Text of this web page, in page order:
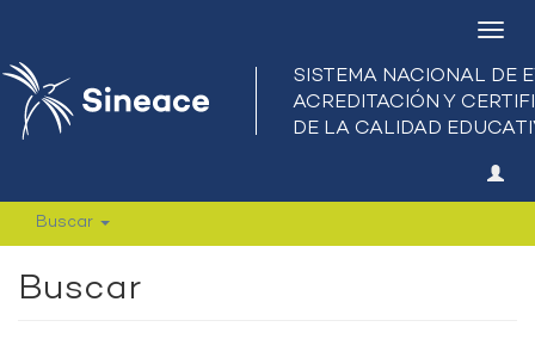
Buscar
Buscar